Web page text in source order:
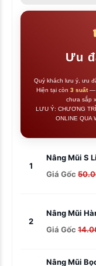
Ưu
Quý khách lưu ý, ưu
Hiện tại còn 3 suất—
chưa sắp
LƯU Ý: CHƯƠNG
ONLINE QUA
1
Nâng Mũi S
Giá Gốc
2
Nâng Mũi
Giá Gốc
Nâng Mũi